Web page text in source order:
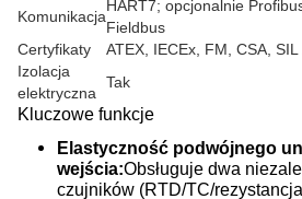
Komunikacja
HART7; opcjonalnie
Fieldbus
Certyfikaty
ATEX, IECEx, FM, CSA,
Izolacja
elektryczna
Tak
Kluczowe funkcje
Elastyczność podwójnego
wejścia:Obsługuje dwa
czujników (RTD/TC/